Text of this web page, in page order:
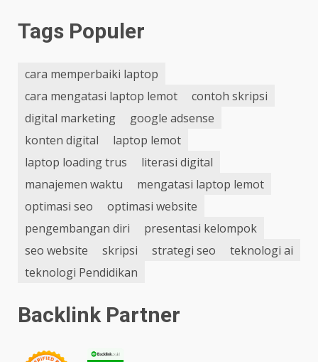
Tags Populer
cara memperbaiki laptop
cara mengatasi laptop lemot
contoh skripsi
digital marketing
google adsense
konten digital
laptop lemot
laptop loading trus
literasi digital
manajemen waktu
mengatasi laptop lemot
optimasi seo
optimasi website
pengembangan diri
presentasi kelompok
seo website
skripsi strategi seo
teknologi ai
teknologi Pendidikan
Backlink Partner